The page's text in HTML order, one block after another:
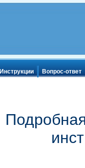
Инструкции Вопрос-ответ